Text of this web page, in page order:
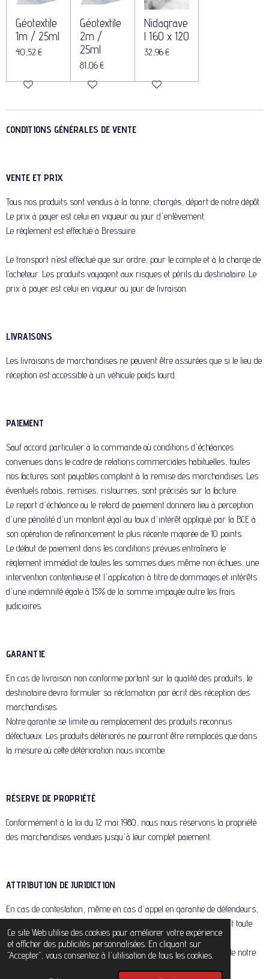
Ce site Web utilise des cookies pour améliorer votre expérience
et afficher des publicités personnalisées. En cliquant sur
"Accepter", vous consentez à l'utilisation de tous les cookies.
Géotextile
1m / 25ml
40,52 €
Géotextile
2m /
25ml
81,06 €
Nidagrave
l 160 x 120
32,96 €
CONDITIONS GÉNÉRALES DE VENTE
VENTE ET PRIX
Tous nos produits sont vendus à la tonne, chargés, départ de notre dépôt.
Le prix à payer est celui en vigueur au jour d'enlèvement.
Le règlement est effectué à Bressuire.
Le transport n’est effectué que sur ordre, pour le compte et à la charge de
l’acheteur. Les produits voyagent aux risques et périls du destinataire. Le
prix à payer est celui en vigueur au jour de livraison.
LIVRAISONS
Les livraisons de marchandises ne peuvent être assurées que si le lieu de
réception est accessible à un véhicule poids lourd.
PAIEMENT
Sauf accord particulier à la commande où conditions d'échéances
convenues dans le cadre de relations commerciales habituelles, toutes
nos factures sont payables comptant à la remise des marchandises. Les
éventuels rabais, remises, ristournes, sont précisés sur la facture.
Le report d'échéance ou le retard de paiement donnera lieu à perception
d'une pénalité d'un montant égal au taux d'intérêt appliqué par la BCE à
son opération de refinancement la plus récente majorée de 10 points.
Le défaut de paiement dans les conditions prévues entraînera le
règlement immédiat de toutes les sommes dues même non échues, une
intervention contentieuse et l'application à titre de dommages et intérêts
d'une indemnité égale à 15% de la somme impayée outre les frais
judiciaires.
GARANTIE
En cas de livraison non conforme portant sur la qualité des produits, le
destinataire devra formuler sa réclamation par écrit dès réception des
marchandises.
Notre garantie se limite au remplacement des produits reconnus
défectueux. Les produits détériorés ne pourront être remplacés que dans
la mesure où cette détérioration nous incombe.
RÉSERVE DE PROPRIÉTÉ
Conformément à la loi du 12 mai 1980, nous nous réservons la propriété
des marchandises vendues jusqu'à leur complet paiement.
ATTRIBUTION DE JURIDICTION
En cas de contestation, même en cas d'appel en garantie de défendeurs,
le tribunal de commerce de Niort sera seul compétent nonobstant toute
clause contraire; aucune clause imprimée ou manuscrite de nos
contreparties ne nous est opposable qu'après acceptation écrite de notre